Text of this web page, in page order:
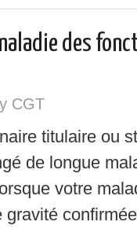
des
CGT
titulaire ou
de longue
votre